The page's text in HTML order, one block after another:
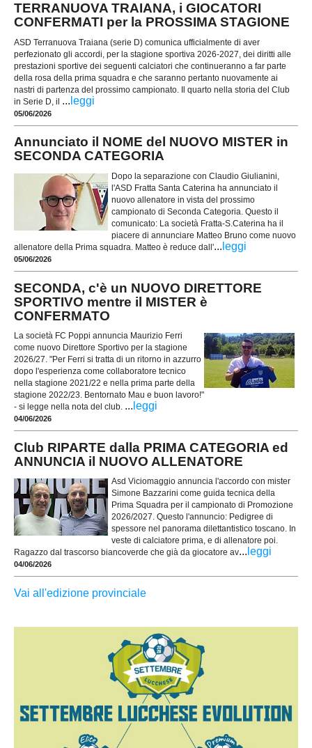
TERRANUOVA TRAIANA, i GIOCATORI
CONFERMATI per la PROSSIMA STAGIONE
ASD Terranuova Traiana (serie D) comunica ufficialmente di aver
perfezionato gli accordi, per la stagione sportiva ‪2026-2027, dei diritti alle
prestazioni sportive dei seguenti calciatori che continueranno a far parte
della rosa della prima squadra e che saranno pertanto nuovamente ai
nastri di partenza del prossimo campionato. Il quarto nella storia del Club
in Serie D, il ... leggi
05/06/2026
Annunciato il NOME del NUOVO MISTER in
SECONDA CATEGORIA
Dopo la separazione con Claudio Giulianini,
l'ASD Fratta Santa Caterina ha annunciato il
nuovo allenatore in vista del prossimo
campionato di Seconda Categoria. Questo il
comunicato: La società Fratta-S.Caterina ha il
piacere di annunciare Matteo Bruno come nuovo
allenatore della Prima squadra. Matteo è reduce dall'... leggi
05/06/2026
SECONDA, c'è un NUOVO DIRETTORE
SPORTIVO mentre il MISTER è
CONFERMATO
La società FC Poppi annuncia Maurizio Ferri
come nuovo Direttore Sportivo per la stagione
2026/27. "Per Ferri si tratta di un ritorno in azzurro
dopo l'esperienza come collaboratore tecnico
nella stagione 2021/22 e nella prima parte della
stagione 2022/23. Bentornato Mau e buon lavoro!"
- si legge nella nota del club. ... leggi
04/06/2026
Club RIPARTE dalla PRIMA CATEGORIA ed
ANNUNCIA il NUOVO ALLENATORE
Asd Viciomaggio annuncia l'accordo con mister
Simone Bazzarini come guida tecnica della
Prima Squadra per il campionato di Promozione
2026/2027. Questo l'annuncio: Pedigree di
spessore nel panorama dilettantistico toscano. In
veste di calciatore prima, e di allenatore poi.
Ragazzo dal trascorso biancoverde che già da giocatore av... leggi
04/06/2026
Vai all'edizione provinciale